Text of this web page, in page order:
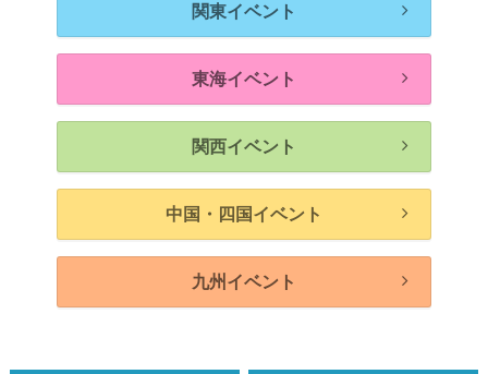
関東イベント
東海イベント
関西イベント
中国・四国イベント
九州イベント